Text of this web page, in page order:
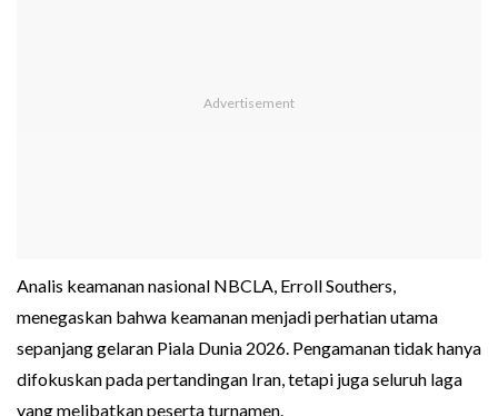
Analis keamanan nasional NBCLA, Erroll Southers,
menegaskan bahwa keamanan menjadi perhatian utama
sepanjang gelaran Piala Dunia 2026. Pengamanan tidak hanya
difokuskan pada pertandingan Iran, tetapi juga seluruh laga
yang melibatkan peserta turnamen.